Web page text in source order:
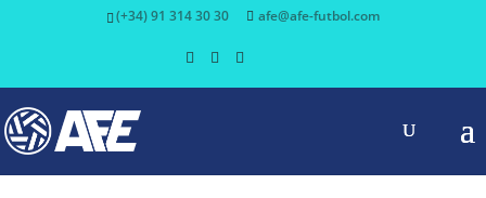
(+34) 91 314 30 30 afe@afe-futbol.com